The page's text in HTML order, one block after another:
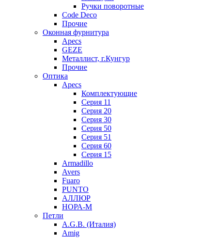
Ручки поворотные
Code Deco
Прочие
Оконная фурнитура
Apecs
GEZE
Металлист, г.Кунгур
Прочие
Оптика
Apecs
Комплектующие
Серия 11
Серия 20
Серия 30
Серия 50
Серия 51
Серия 60
Серия 15
Armadillo
Avers
Fuaro
PUNTO
АЛЛЮР
НОРА-М
Петли
A.G.B. (Италия)
Amig